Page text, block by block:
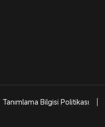
Tanımlama Bilgisi Politikası